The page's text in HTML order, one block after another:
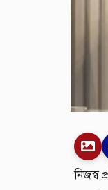
নিজস্ব